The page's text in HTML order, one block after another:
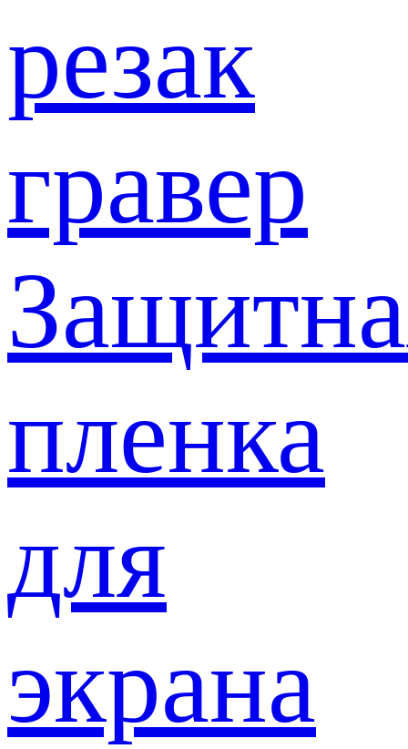
резак
гравер
пленка
для
экрана